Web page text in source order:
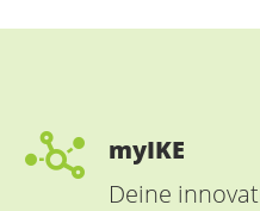
myIKE
Deine